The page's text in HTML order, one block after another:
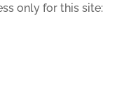
only for this site: